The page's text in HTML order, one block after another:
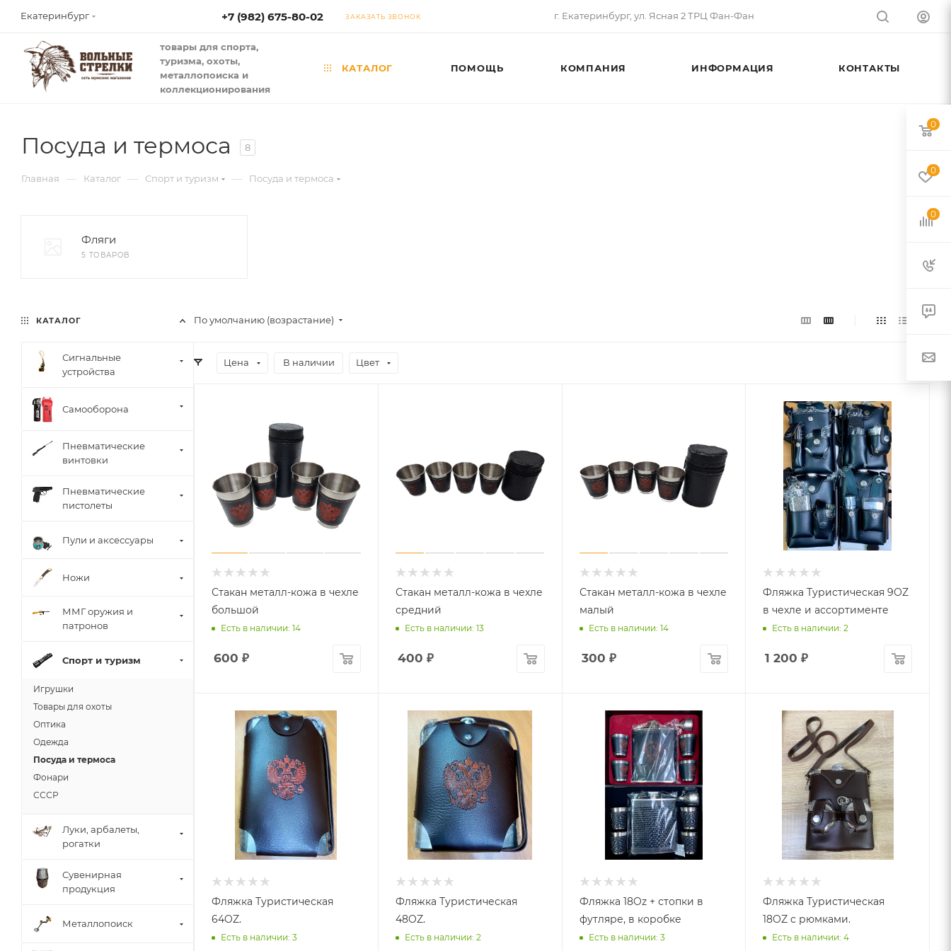
Екатеринбург +7 (982) 675-80-02 ЗАКАЗАТЬ ЗВОНОК г. Екатеринбург, ул. Ясная 2 ТРЦ Фан-Фан
товары для спорта,
туризма, охоты,
металлопоиска и
коллекционирования
КАТАЛОГ ПОМОЩЬ КОМПАНИЯ ИНФОРМАЦИЯ КОНТАКТЫ
Посуда и термоса 8
Главная — Каталог — Спорт и туризм — Посуда и термоса
Фляги
5 ТОВАРОВ
По умолчанию (возрастание)
Цена В наличии Цвет
Стакан металл-кожа в чехле
большой
Есть в наличии: 14
600 ₽
Стакан металл-кожа в чехле
средний
Есть в наличии: 13
400 ₽
Стакан металл-кожа в чехле
малый
Есть в наличии: 14
300 ₽
Фляжка Туристическая 9OZ
в чехле и ассортименте
Есть в наличии: 2
1 200 ₽
Фляжка Туристическая
64OZ.
Есть в наличии: 3
Фляжка Туристическая
48OZ.
Есть в наличии: 2
Фляжка 18Oz + стопки в
футляре, в коробке
Есть в наличии: 3
Фляжка Туристическая
18OZ с рюмками.
Есть в наличии: 4
КАТАЛОГ
Сигнальные
устройства
Самооборона
Пневматические
винтовки
Пневматические
пистолеты
Пули и аксессуары
Ножи
ММГ оружия и
патронов
Спорт и туризм
Игрушки
Товары для охоты
Оптика
Одежда
Посуда и термоса
Фонари
СССР
Луки, арбалеты,
рогатки
Сувенирная
продукция
Металлопоиск
0
0
0